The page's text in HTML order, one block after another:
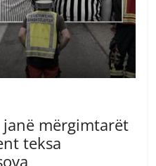
janë mërgimtarët
teksa